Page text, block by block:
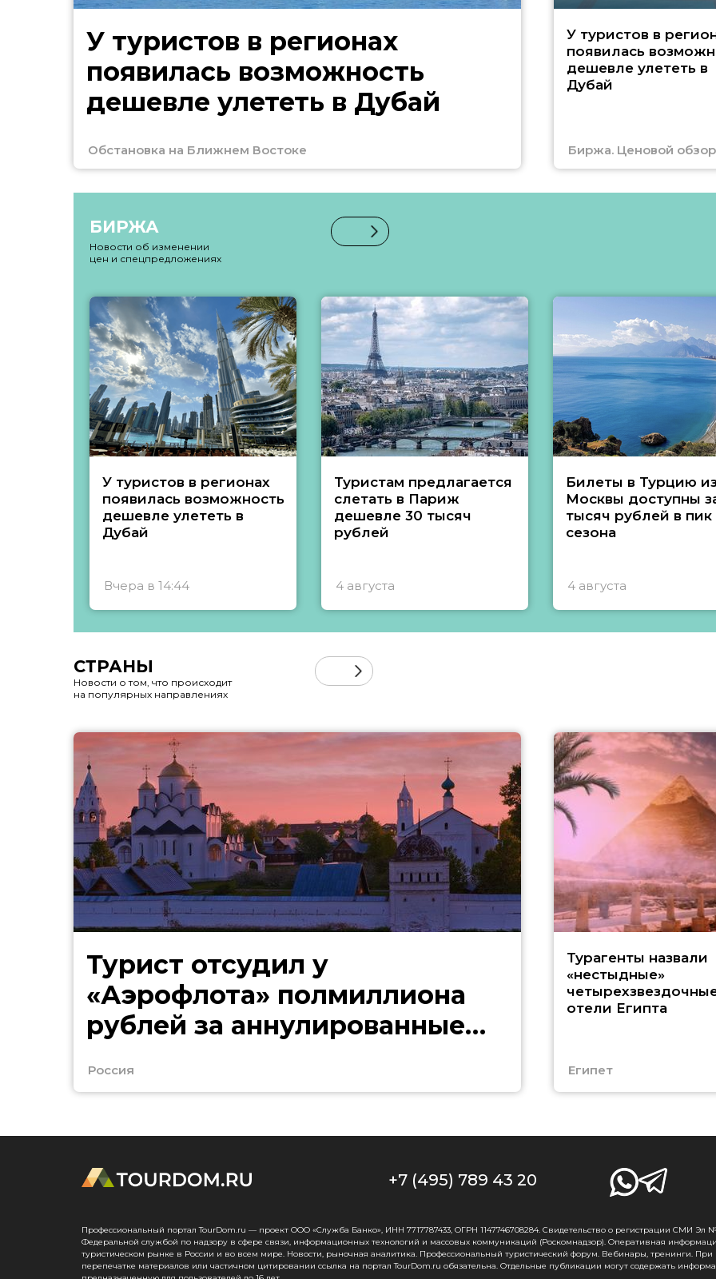
У туристов в регионах
появилась возможность
дешевле улететь в Дубай
Обстановка на Ближнем Востоке
У туристов в
появилась
дешевле улететь в
Дубай
Биржа. Ценовой обзор
БИРЖА
Новости об изменении
цен и спецпредложениях
У туристов в регионах
появилась возможность
дешевле улететь в
Дубай
Вчера в 14:44
Туристам предлагается
слетать в Париж
дешевле 30 тысяч
рублей
4 августа
Билеты в Турцию
Москвы доступны
тысяч рублей в пик
сезона
4 августа
СТРАНЫ
Новости о том, что происходит
на популярных направлениях
Турист отсудил у
«Аэрофлота» полмиллиона
рублей за аннулированные
Россия
Турагенты назвали
«нестыдные»
отели Египта
Египет
+7 (495) 789 43 20
Профессиональный портал TourDom.ru — проект ООО «Служба Банко», ИНН 7717787433, ОГРН 1147746708284. Свидетельство о регистрации СМИ Эл №
Федеральной службой по надзору в сфере связи, информационных технологий и массовых коммуникаций (Роскомнадзор). Оперативная
туристическом рынке в России и во всем мире. Новости, рыночная аналитика. Профессиональный туристический форум. Вебинары, тренинги. При
перепечатке материалов или частичном цитировании ссылка на портал TourDom.ru обязательна. Отдельные публикации могут содержать